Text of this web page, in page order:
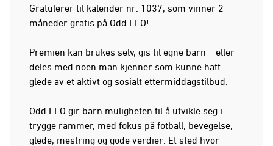
Gratulerer til kalender nr. 1037, som vinner 2
måneder gratis på Odd FFO!
Premien kan brukes selv, gis til egne barn – eller
deles med noen man kjenner som kunne hatt
glede av et aktivt og sosialt ettermiddagstilbud.
Odd FFO gir barn muligheten til å utvikle seg i
trygge rammer, med fokus på fotball, bevegelse,
glede, mestring og gode verdier. Et sted hvor